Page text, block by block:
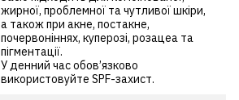
жирної, проблемної та чутливої шкіри,
а також при акне, постакне,
почервоніннях, куперозі, розацеа та
пігментації.
У денний час обов’язково
використовуйте SPF-захист.